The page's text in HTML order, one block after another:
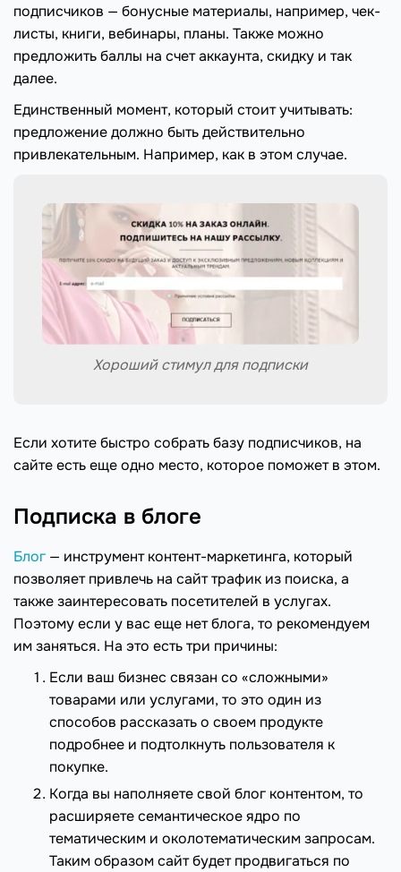
подписчиков — бонусные материалы, например, чек-
листы, книги, вебинары, планы. Также можно
предложить баллы на счет аккаунта, скидку и так
далее.
Единственный момент, который стоит учитывать:
предложение должно быть действительно
привлекательным. Например, как в этом случае.
Хороший стимул для подписки
Если хотите быстро собрать базу подписчиков, на
сайте есть еще одно место, которое поможет в этом.
Подписка в блоге
Блог — инструмент контент-маркетинга, который
позволяет привлечь на сайт трафик из поиска, а
также заинтересовать посетителей в услугах.
Поэтому если у вас еще нет блога, то рекомендуем
им заняться. На это есть три причины:
Если ваш бизнес связан со «сложными»
товарами или услугами, то это один из
способов рассказать о своем продукте
подробнее и подтолкнуть пользователя к
покупке.
Когда вы наполняете свой блог контентом, то
расширяете семантическое ядро по
тематическим и околотематическим запросам.
Таким образом сайт будет продвигаться по